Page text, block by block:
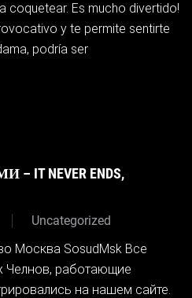
coquetear. Es mucho divertido!
y te permite sentirte
podría ser
NEVER ENDS,
Uncategorized
Москва SosudMsk Все
Челнов, работающие
на нашем сайте.